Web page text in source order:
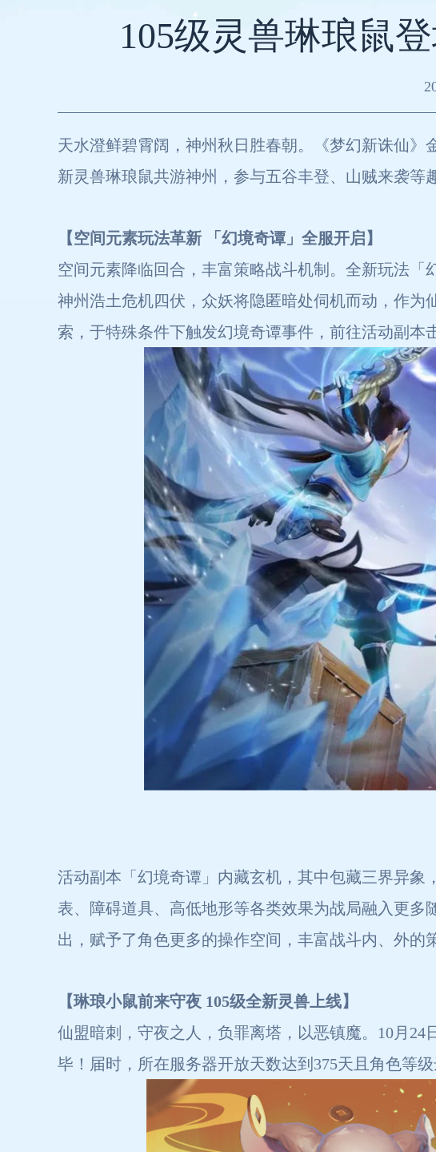
105级灵兽琳琅鼠
天水澄鲜碧霄阔，神州秋日胜春朝。《梦幻新诛仙
新灵兽琳琅鼠共游神州，参与五谷丰登、山贼来袭等
【空间元素玩法革新 「幻境奇谭」全服开启】
空间元素降临回合，丰富策略战斗机制。全新玩法「
神州浩土危机四伏，众妖将隐匿暗处伺机而动，作
索，于特殊条件下触发幻境奇谭事件，前往活动副本
活动副本「幻境奇谭」内藏玄机，其中包藏三界异
表、障碍道具、高低地形等各类效果为战局融入更
出，赋予了角色更多的操作空间，丰富战斗内、外的
【琳琅小鼠前来守夜 105级全新灵兽上线】
仙盟暗刺，守夜之人，负罪离塔，以恶镇魔。10月
毕！届时，所在服务器开放天数达到375天且角色等